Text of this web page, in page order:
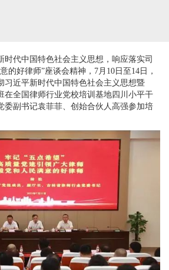
时代中国特色社会主义思想，响应落实司
的好律师”座谈会精神，7月10日至14日，
习近平新时代中国特色社会主义思想暨
在全国律师行业党校培训基地四川小平干
委副书记袁菲菲、创始合伙人高强参加培